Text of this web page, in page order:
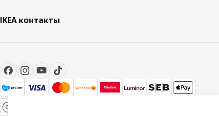
IKEA контакты